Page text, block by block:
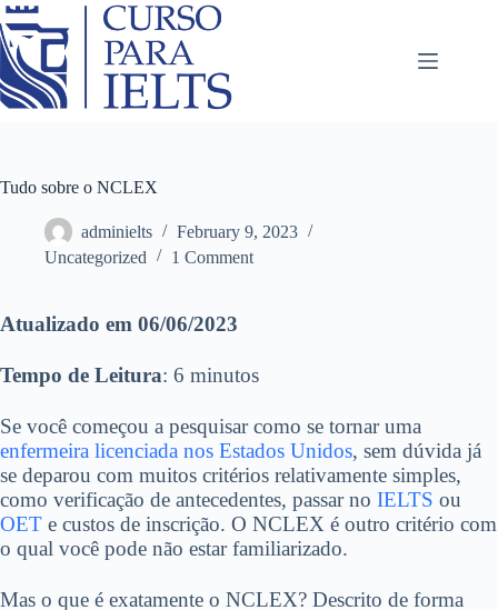
Tudo sobre o NCLEX
adminielts
February 9, 2023
Uncategorized
1 Comment
Atualizado em 06/06/2023
Tempo de Leitura: 6 minutos
Se você começou a pesquisar como se tornar uma
enfermeira licenciada nos Estados Unidos, sem dúvida já
se deparou com muitos critérios relativamente simples,
como verificação de antecedentes, passar no IELTS ou
OET e custos de inscrição. O NCLEX é outro critério com
o qual você pode não estar familiarizado.
Mas o que é exatamente o NCLEX? Descrito de forma